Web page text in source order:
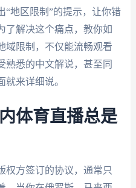
“地区限制”的提示，让你错
了解决这个痛点，教你如
域限制，不仅能流畅观看
熟悉的中文解说，甚至同
来详细说。
体育直播总是
权方签订的协议，通常只